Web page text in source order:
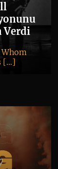
Verdi
[…]